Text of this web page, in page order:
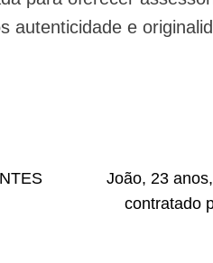
autenticidade e
João, 23
contratado